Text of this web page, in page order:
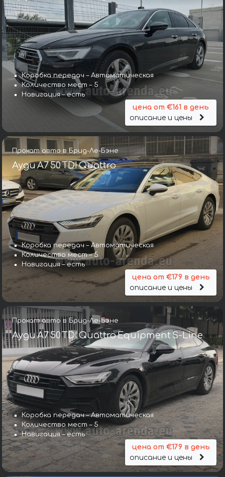
Коробка передач – Автоматическая
Количество мест – 5
Навигация – есть
цена от €161 в день
описание и цены
Прокат авто в Брид-Ле-Бэне
Ауди A7 50 TDI Quattro
Коробка передач – Автоматическая
Количество мест – 5
Навигация – есть
цена от €179 в день
описание и цены
Прокат авто в Брид-Ле-Бэне
Ауди A7 50 TDI Quattro Equipment S-Line
Коробка передач – Автоматическая
Количество мест – 5
Навигация – есть
цена от €179 в день
описание и цены